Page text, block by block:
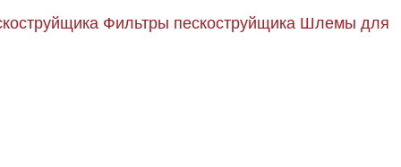
Фильтры пескоструйщика Шлемы для